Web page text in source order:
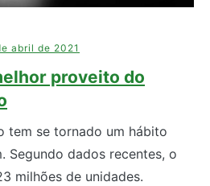
abril de 2021
proveito do
tem se tornado um hábito
Segundo dados recentes, o
milhões de unidades.